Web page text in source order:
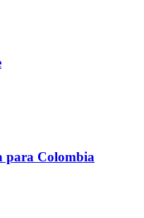
para Colombia